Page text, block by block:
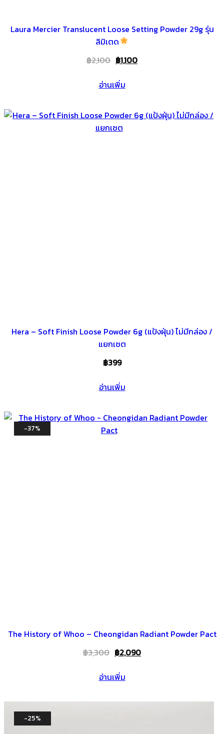
Laura Mercier Translucent Loose Setting Powder 29g รุ่น
ลิมิเตด
฿2,100 Original
was:
฿1,100Current
อ่านเพิ่ม
Hera – Soft Finish Loose Powder 6g (แป้งฝุ่น) ไม่มีกล่อง /
แยกเซต
฿399
อ่านเพิ่ม
-37%
The History of Whoo – Cheongidan Radiant Powder Pact
฿3,300 Original
was:
฿2,090Current
อ่านเพิ่ม
-25%